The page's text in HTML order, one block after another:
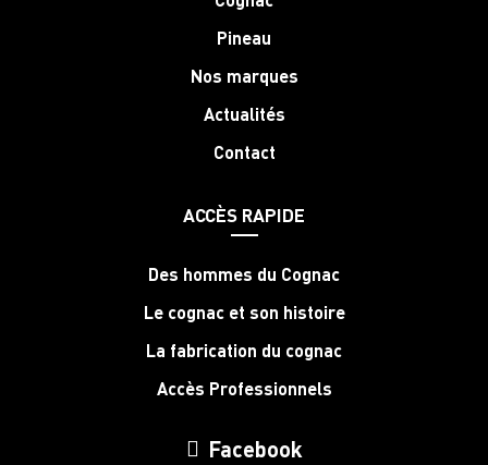
Pineau
Nos marques
Actualités
Contact
ACCÈS RAPIDE
Des hommes du Cognac
Le cognac et son histoire
La fabrication du cognac
Accès Professionnels
Facebook